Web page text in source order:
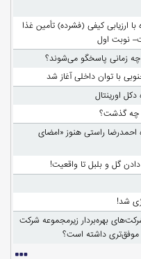
ارزیابی کیفی (فشرده) تأمین غذا
نوبت اول
چه زمانی پاسخگو می‌شوند؟
با توان داخلی آغاز شد
اورینتال
چه گذشت؟
احمدرضا راستی هنوز «امضای
گل و بلبل تا واقعیت!
شد!
بهره‌بردار زیرمجموعه شرکت
موفق‌تری داشته است؟